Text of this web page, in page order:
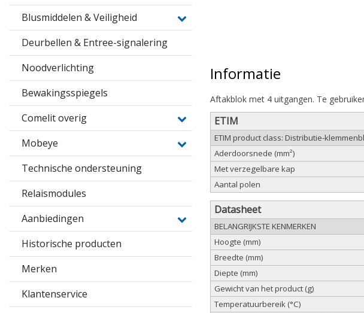
Blusmiddelen & Veiligheid
Deurbellen & Entree-signalering
Noodverlichting
Bewakingsspiegels
Comelit overig
Mobeye
Technische ondersteuning
Relaismodules
Aanbiedingen
Historische producten
Merken
Klantenservice
Informatie
Aftakblok met 4 uitgangen. Te
ETIM
ETIM product class: Distributie-
Aderdoorsnede (mm²)
Met verzegelbare kap
Aantal polen
Datasheet
BELANGRIJKSTE KENMERKEN
Hoogte (mm)
Breedte (mm)
Diepte (mm)
Gewicht van het product (g)
Temperatuurbereik (°C)